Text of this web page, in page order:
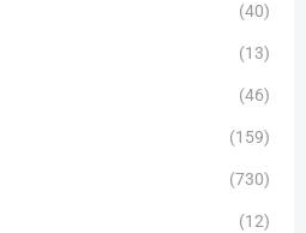
(40)
(13)
(46)
(159)
(730)
(12)